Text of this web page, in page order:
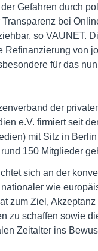
Gefahren durch
bei
so VAUNET.
Refinanzierung von
für das
der
e.V. firmiert seit
mit Sitz in
150 Mitglieder
sich an der
wie
zum Ziel,
zu schaffen sowie
Zeitalter ins